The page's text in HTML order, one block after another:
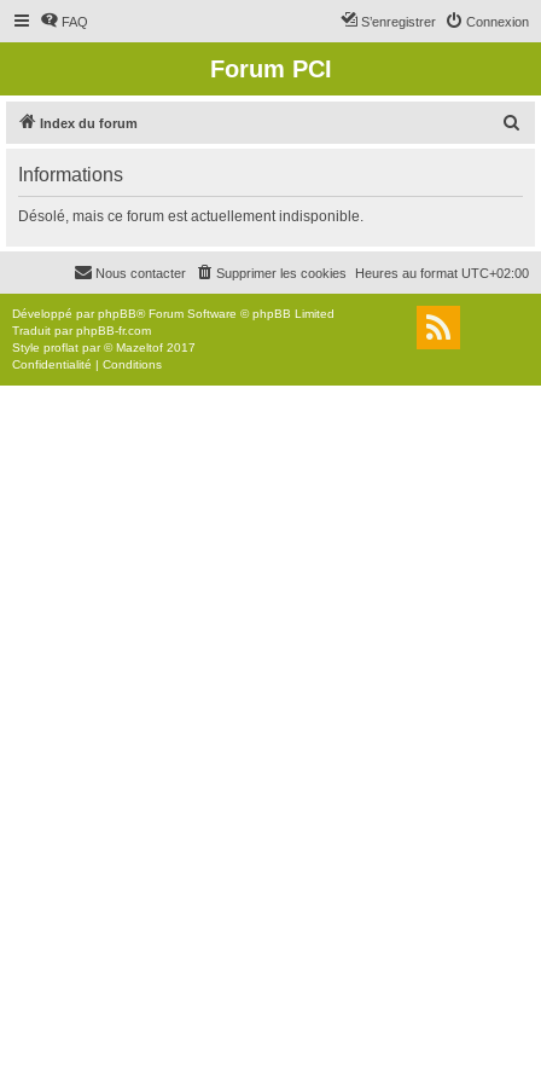
FAQ Connexion
S’enregistrer
Forum PCI
Index du forum
r
c
r
Informations
Désolé, mais ce forum est actuellement indisponible.
Heures au format UTC+02:00
Supprimer les cookies
Nous contacter
Développé parphpBB® Forum Software © phpBB Limited
Traduit parphpBB-fr.com
Style proflat par ©Mazeltof 2017
Confidentialité | Conditions